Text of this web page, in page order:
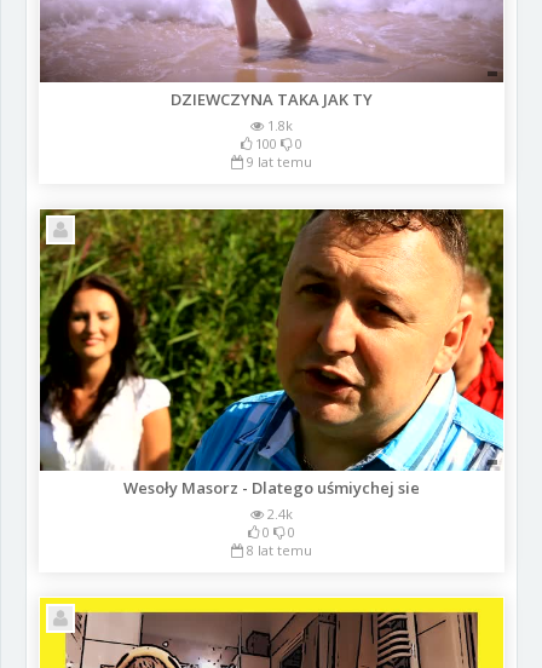
DZIEWCZYNA TAKA JAK TY
1.8k
100
0
9 lat temu
Wesoły Masorz - Dlatego uśmiychej sie
2.4k
0
0
8 lat temu